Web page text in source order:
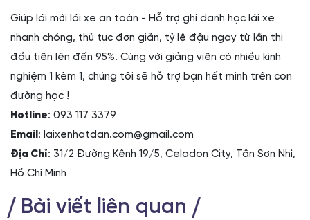
Giúp lái mới lái xe an toàn - Hỗ trợ ghi danh học lái xe
nhanh chóng, thủ tục đơn giản, tỷ lệ đậu ngay từ lần thi
đầu tiên lên đến 95%. Cùng với giảng viên có nhiều kinh
nghiệm 1 kèm 1, chúng tôi sẽ hỗ trợ bạn hết mình trên con
đường học !
Hotline: 093 117 3379
Email : laixenhatdan.com@gmail.com
Địa Chỉ: 31/2 Đường Kênh 19/5, Celadon City, Tân Sơn Nhì,
Hồ Chí Minh
Bài viết liên quan